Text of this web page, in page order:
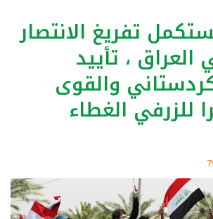
تفريغ الانتصار
العراق ، تأييد
والقوى
للزرفي الغطاء